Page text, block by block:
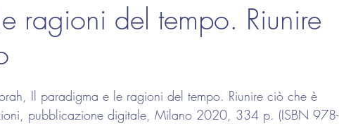
ragioni del tempo. Riunire
Il paradigma e le ragioni del tempo. Riunire ciò che è
pubblicazione digitale, Milano 2020, 334 p. (ISBN 978-